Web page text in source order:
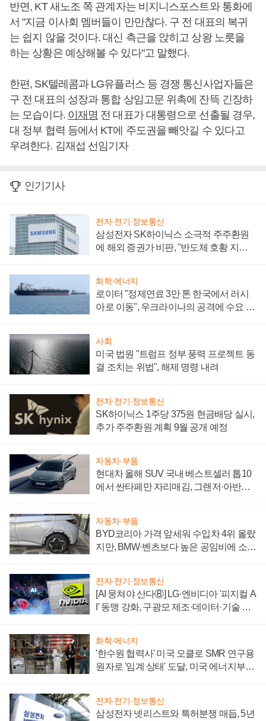
반면, KT 새노조 쪽 관계자는 비지니스포스트와 통화에
서 "지금 이사회 멤버들이 만만찮다. 구 전 대표의 복귀
는 쉽지 않을 것이다. 대신 측근을 앉히고 상왕 노릇을
하는 상황은 예상해볼 수 있다"고 말했다.
한편, SK텔레콤과 LG유플러스 등 경쟁 통신사업자들은
구 전 대표의 성장과 통합 상임고문 위촉에 잔뜩 긴장하
는 모습이다. 이재명 전 대표가 대통령으로 선출될 경우,
대 정부 협력 등에서 KT에 주도권을 빼앗길 수 있다고
우려한다. 김재섭 선임기자
인기기사
전자·전기·정보통신
삼성전자 SK하이닉스 소극적 주주환원
에 해외 증권가 비판, "반도체 호황 지속
화학·에너지
로이터 "정제연료 3만 톤 한국에서 러시
아로 이동", 우크라이나의 공격에 수요 늘
사회
미국 법원 "트럼프 정부 풍력 프로젝트 동
결 조치는 위법", 해제 명령 내려
전자·전기·정보통신
SK하이닉스 1주당 375원 현금배당 실시,
추가 주주환원 계획 9월 공개 예정
자동차·부품
현대차 올해 SUV 국내 베스트셀러 톱10
에서 싼타페만 자리매김, 그랜저·아반떼
자동차·부품
BYD코리아 가격 앞세워 수입차 4위 올랐
지만, BMW·벤츠보다 높은 공임비에 소비
전자·전기·정보통신
[AI 뭉쳐야 산다⑧] LG·엔비디아 '피지컬 A
I' 동맹 강화, 구광모 제조·데이터·기술 결
화학·에너지
'한수원 협력사' 미국 오클로 SMR 연구용
원자로 '임계 상태' 도달, 미국 에너지부
전자·전기·정보통신
삼성전자 넷리스트와 특허분쟁 매듭, 5년